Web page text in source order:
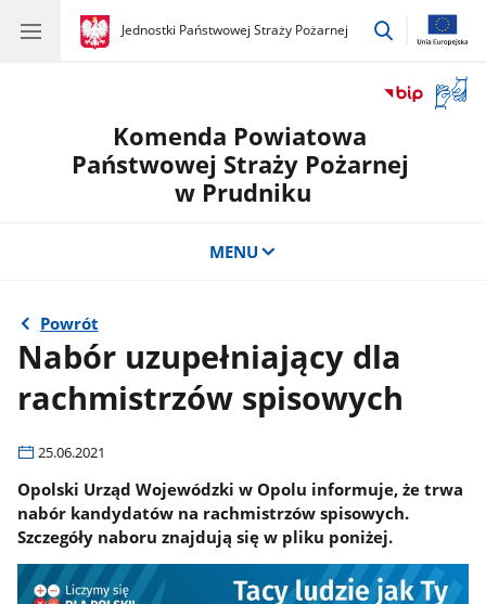
gov.pl
Jednostki Państwowej Straży Pożarnej
gov.pl
Jednostki
przejdź
okno
Komenda Powiatowa
Państwowej Straży Pożarnej
w Prudniku
MENU
Powrót
Nabór uzupełniający dla
rachmistrzów spisowych
25.06.2021
Opolski Urząd Wojewódzki w Opolu informuje, że trwa
nabór kandydatów na rachmistrzów spisowych.
Szczegóły naboru znajdują się w pliku poniżej.